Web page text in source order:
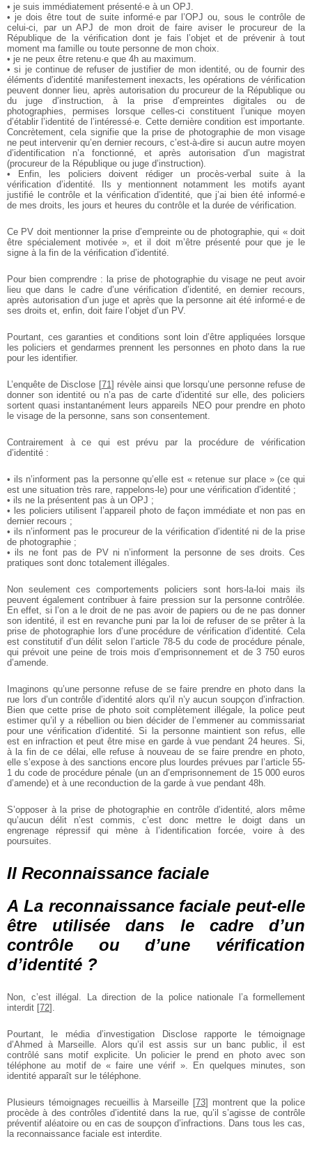
• je suis immédiatement présenté·e à un OPJ.
• je dois être tout de suite informé·e par l’OPJ ou, sous le contrôle de
celui-ci, par un APJ de mon droit de faire aviser le procureur de la
République de la vérification dont je fais l’objet et de prévenir à tout
moment ma famille ou toute personne de mon choix.
• je ne peux être retenu·e que 4h au maximum.
• si je continue de refuser de justifier de mon identité, ou de fournir des
éléments d’identité manifestement inexacts, les opérations de vérification
peuvent donner lieu, après autorisation du procureur de la République ou
du juge d’instruction, à la prise d’empreintes digitales ou de
photographies, permises lorsque celles-ci constituent l’unique moyen
d’établir l’identité de l’intéressé·e. Cette dernière condition est importante.
Concrètement, cela signifie que la prise de photographie de mon visage
ne peut intervenir qu’en dernier recours, c’est-à-dire si aucun autre moyen
d’identification n’a fonctionné, et après autorisation d’un magistrat
(procureur de la République ou juge d’instruction).
• Enfin, les policiers doivent rédiger un procès-verbal suite à la
vérification d’identité. Ils y mentionnent notamment les motifs ayant
justifié le contrôle et la vérification d’identité, que j’ai bien été informé·e
de mes droits, les jours et heures du contrôle et la durée de vérification.
Ce PV doit mentionner la prise d’empreinte ou de photographie, qui « doit
être spécialement motivée », et il doit m’être présenté pour que je le
signe à la fin de la vérification d’identité.
Pour bien comprendre : la prise de photographie du visage ne peut avoir
lieu que dans le cadre d’une vérification d’identité, en dernier recours,
après autorisation d’un juge et après que la personne ait été informé·e de
ses droits et, enfin, doit faire l’objet d’un PV.
Pourtant, ces garanties et conditions sont loin d’être appliquées lorsque
les policiers et gendarmes prennent les personnes en photo dans la rue
pour les identifier.
L’enquête de Disclose [71] révèle ainsi que lorsqu’une personne refuse de
donner son identité ou n’a pas de carte d’identité sur elle, des policiers
sortent quasi instantanément leurs appareils NEO pour prendre en photo
le visage de la personne, sans son consentement.
Contrairement à ce qui est prévu par la procédure de vérification
d’identité :
• ils n’informent pas la personne qu’elle est « retenue sur place » (ce qui
est une situation très rare, rappelons-le) pour une vérification d’identité ;
• ils ne la présentent pas à un OPJ ;
• les policiers utilisent l’appareil photo de façon immédiate et non pas en
dernier recours ;
• ils n’informent pas le procureur de la vérification d’identité ni de la prise
de photographie ;
• ils ne font pas de PV ni n’informent la personne de ses droits. Ces
pratiques sont donc totalement illégales.
Non seulement ces comportements policiers sont hors-la-loi mais ils
peuvent également contribuer à faire pression sur la personne contrôlée.
En effet, si l’on a le droit de ne pas avoir de papiers ou de ne pas donner
son identité, il est en revanche puni par la loi de refuser de se prêter à la
prise de photographie lors d’une procédure de vérification d’identité. Cela
est constitutif d’un délit selon l’article 78-5 du code de procédure pénale,
qui prévoit une peine de trois mois d’emprisonnement et de 3 750 euros
d’amende.
Imaginons qu’une personne refuse de se faire prendre en photo dans la
rue lors d’un contrôle d’identité alors qu’il n’y aucun soupçon d’infraction.
Bien que cette prise de photo soit complètement illégale, la police peut
estimer qu’il y a rébellion ou bien décider de l’emmener au commissariat
pour une vérification d’identité. Si la personne maintient son refus, elle
est en infraction et peut être mise en garde à vue pendant 24 heures. Si,
à la fin de ce délai, elle refuse à nouveau de se faire prendre en photo,
elle s’expose à des sanctions encore plus lourdes prévues par l’article 55-
1 du code de procédure pénale (un an d’emprisonnement de 15 000 euros
d’amende) et à une reconduction de la garde à vue pendant 48h.
S’opposer à la prise de photographie en contrôle d’identité, alors même
qu’aucun délit n’est commis, c’est donc mettre le doigt dans un
engrenage répressif qui mène à l’identification forcée, voire à des
poursuites.
II Reconnaissance faciale
A La reconnaissance faciale peut-elle
être utilisée dans le cadre d’un
contrôle ou d’une vérification
d’identité ?
Non, c’est illégal. La direction de la police nationale l’a formellement
interdit [72] .
Pourtant, le média d’investigation Disclose rapporte le témoignage
d’Ahmed à Marseille. Alors qu’il est assis sur un banc public, il est
contrôlé sans motif explicite. Un policier le prend en photo avec son
téléphone au motif de « faire une vérif ». En quelques minutes, son
identité apparaît sur le téléphone.
Plusieurs témoignages recueillis à Marseille [73] montrent que la police
procède à des contrôles d’identité dans la rue, qu’il s’agisse de contrôle
préventif aléatoire ou en cas de soupçon d’infractions. Dans tous les cas,
la reconnaissance faciale est interdite.